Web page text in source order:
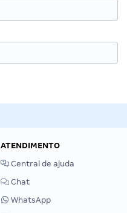
ATENDIMENTO
Central de ajuda
Chat
WhatsApp